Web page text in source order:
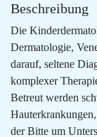
Beschreibung
Die
Dermatologie,
darauf, seltene
komplexer
Betreut werden
der Bitte um